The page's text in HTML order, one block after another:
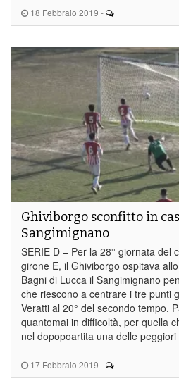
18 Febbraio 2019 -
17 Febbraio 2019 -
Ghiviborgo sconfitto in
Sangimignano
SERIE D – Per la 28° giornata del
girone E, il Ghiviborgo ospitava
Bagni di Lucca il Sangimignano
che riescono a centrare i tre punti
Veratti al 20° del secondo tempo.
quantomai in difficoltà, per quella
nel dopopoartita una delle peggiori